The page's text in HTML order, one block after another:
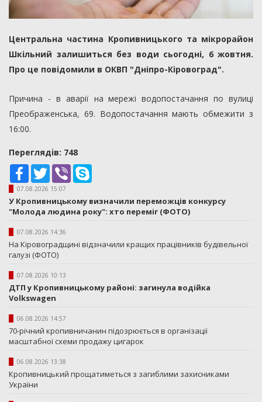
Центральна частина Кропивницького та мікрорайон
Шкільний залишиться без води сьогодні, 6 жовтня.
Про це повідомили в ОКВП "Дніпро-Кіровоград".
Причина - в аварії на мережі водопостачання по вулиці
Преображенська, 69. Водопостачання мають обмежити з
16:00.
Переглядiв: 748
Facebook
TwitterViber
07.08.2026 15:07
У Кропивницькому визначили переможців конкурсу
"Молода людина року": хто переміг (ФОТО)
07.08.2026 14:36
На Кіровоградщині відзначили кращих працівників будівельної
галузі (ФОТО)
07.08.2026 10:13
ДТП у Кропивницькому районі: загинула водійка
Volkswagen
06.08.2026 14:57
70-річний кропивничанин підозрюється в організації
масштабної схеми продажу цигарок
06.08.2026 13:38
Кропивницький прощатиметься з загиблими захисниками
України